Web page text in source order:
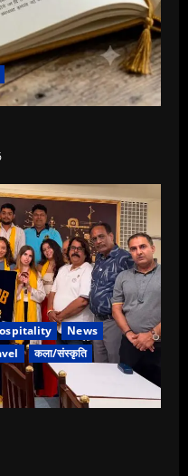
News
कला/संस्कृति